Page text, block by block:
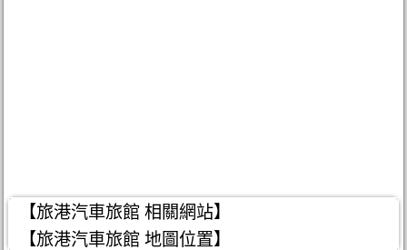
【旅港汽車旅館 相關網站】
【旅港汽車旅館 地圖位置】